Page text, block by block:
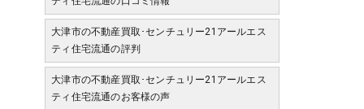
大津市の不動産買取･センチュリー21アールエス
ティ住宅流通の評判
大津市の不動産買取･センチュリー21アールエス
ティ住宅流通のお客様の声